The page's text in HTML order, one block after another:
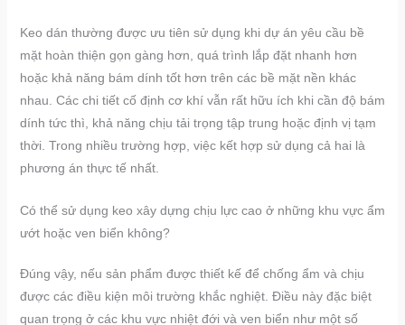
Keo dán thường được ưu tiên sử dụng khi dự án yêu cầu bề
mặt hoàn thiện gọn gàng hơn, quá trình lắp đặt nhanh hơn
hoặc khả năng bám dính tốt hơn trên các bề mặt nền khác
nhau. Các chi tiết cố định cơ khí vẫn rất hữu ích khi cần độ bám
dính tức thì, khả năng chịu tải trọng tập trung hoặc định vị tạm
thời. Trong nhiều trường hợp, việc kết hợp sử dụng cả hai là
phương án thực tế nhất.
Có thể sử dụng keo xây dựng chịu lực cao ở những khu vực ẩm
ướt hoặc ven biển không?
Đúng vậy, nếu sản phẩm được thiết kế để chống ẩm và chịu
được các điều kiện môi trường khắc nghiệt. Điều này đặc biệt
quan trọng ở các khu vực nhiệt đới và ven biển như một số